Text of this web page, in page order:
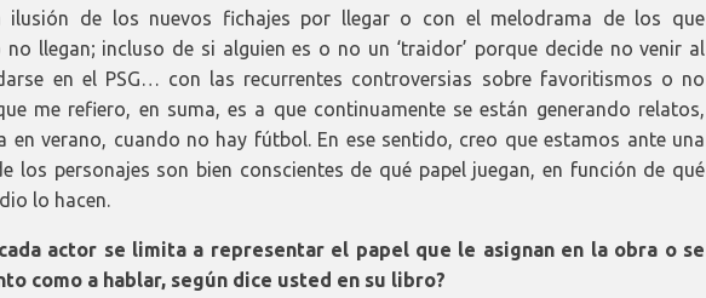
de los nuevos fichajes por llegar o con el melodrama de los que
llegan; incluso de si alguien es o no un ‘traidor’ porque decide no venir al
en el PSG… con las recurrentes controversias sobre favoritismos o no
me refiero, en suma, es a que continuamente se están generando relatos,
en verano, cuando no hay fútbol. En ese sentido, creo que estamos ante una
los personajes son bien conscientes de qué papel juegan, en función de qué
lo hacen.
actor se limita a representar el papel que le asignan en la obra o se
como a hablar, según dice usted en su libro?